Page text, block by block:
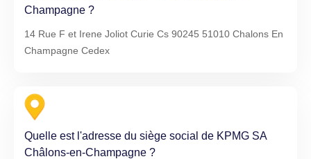
Champagne ?
14 Rue F et Irene Joliot Curie Cs 90245 51010 Chalons En
Champagne Cedex
Quelle est l'adresse du siège social de KPMG SA
Châlons-en-Champagne ?